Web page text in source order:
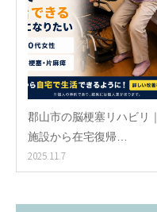
郡山市の脳梗塞リハビリ｜
施設から在宅復帰…
2025.11.7